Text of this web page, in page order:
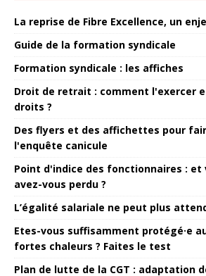
La reprise de Fibre Excellence, un
Guide de la formation syndicale
Formation syndicale : les affiches
Droit de retrait : comment l'exercer
droits ?
Des flyers et des affichettes pour
l'enquête canicule
Point d'indice des fonctionnaires : et
avez-vous perdu ?
L’égalité salariale ne peut plus
Etes-vous suffisamment protégé·e
fortes chaleurs ? Faites le test
Plan de lutte de la CGT : adaptation